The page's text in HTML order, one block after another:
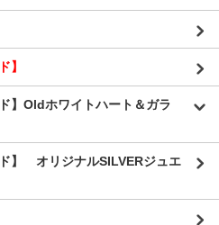
】
】Oldホワイトハート＆ガラ
】 オリジナルSILVERジュエ